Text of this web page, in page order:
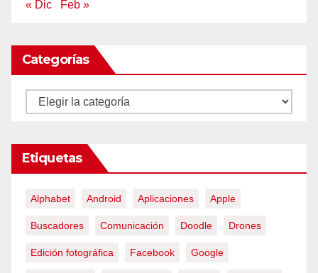
« Dic Feb »
Categorías
Categorías
Etiquetas
Alphabet Android Aplicaciones Apple
Buscadores Comunicación Doodle Drones
Edición fotográfica Facebook Google